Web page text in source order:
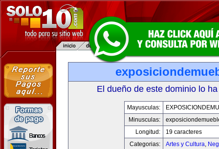
El dueño de este dominio lo
Mayusculas:
Minusculas:
Longitud:
19 caracteres
Categorias:
Artes y Cultura,